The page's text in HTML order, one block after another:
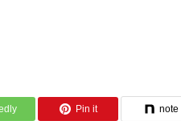
Pin it note